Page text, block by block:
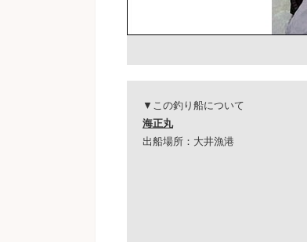
▼この釣り船について
海正丸
出船場所：大井漁港